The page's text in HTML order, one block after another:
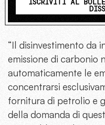
“Il disinvestimento da
emissione di carbonio
automaticamente le
concentrarsi
fornitura di petrolio e
della domanda di